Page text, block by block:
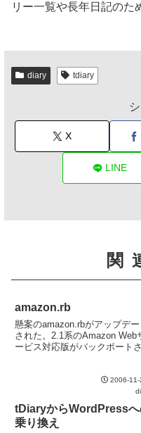
リー一覧や長年日記のた
diary tdiary
X
LINE
関
amazon.rb
懸案のamazon.rbがアップデー
された。2.1系のAmazon Web
ービス対応版がバックポート
2006-11-
tDiaryからWordPress
乗り換え